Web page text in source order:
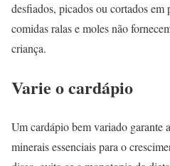
desfiados, picados ou cortados em
comidas ralas e moles não
criança.
Varie o cardápio
Um cardápio bem variado garante
minerais essenciais para o